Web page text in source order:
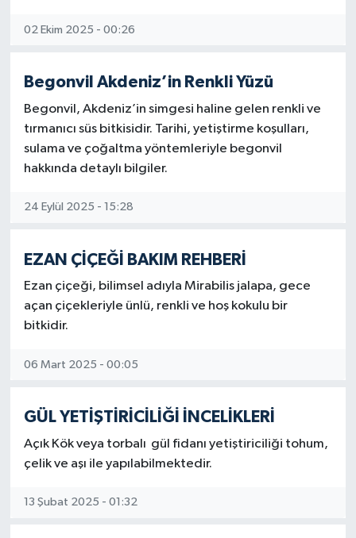
02 Ekim 2025 - 00:26
Begonvil Akdeniz’in Renkli Yüzü
Begonvil, Akdeniz’in simgesi haline gelen renkli ve
tırmanıcı süs bitkisidir. Tarihi, yetiştirme koşulları,
sulama ve çoğaltma yöntemleriyle begonvil
hakkında detaylı bilgiler.
24 Eylül 2025 - 15:28
EZAN ÇİÇEĞİ BAKIM REHBERİ
Ezan çiçeği, bilimsel adıyla Mirabilis jalapa, gece
açan çiçekleriyle ünlü, renkli ve hoş kokulu bir
bitkidir.
06 Mart 2025 - 00:05
GÜL YETİŞTİRİCİLİĞİ İNCELİKLERİ
Açık Kök veya torbalı gül fidanı yetiştiriciliği tohum,
çelik ve aşı ile yapılabilmektedir.
13 Şubat 2025 - 01:32